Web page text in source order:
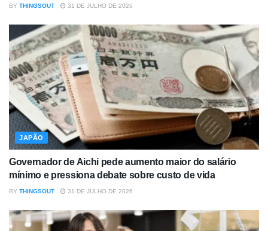
BY THINGSOUT 31 DE JULHO DE 2026
JAPÃO
Governador de Aichi pede aumento maior do salário
mínimo e pressiona debate sobre custo de vida
BY THINGSOUT 31 DE JULHO DE 2026